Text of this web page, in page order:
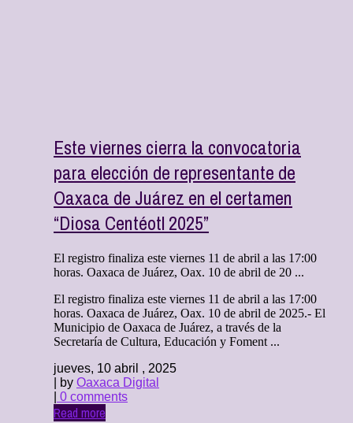
Este viernes cierra la convocatoria
para elección de representante de
Oaxaca de Juárez en el certamen
“Diosa Centéotl 2025”
El registro finaliza este viernes 11 de abril a las 17:00
horas. Oaxaca de Juárez, Oax. 10 de abril de 20 ...
El registro finaliza este viernes 11 de abril a las 17:00
horas. Oaxaca de Juárez, Oax. 10 de abril de 2025.- El
Municipio de Oaxaca de Juárez, a través de la
Secretaría de Cultura, Educación y Foment ...
jueves, 10 abril , 2025
| by Oaxaca Digital
0 comments
Read more